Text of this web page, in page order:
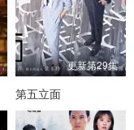
更新第29集
第五立面